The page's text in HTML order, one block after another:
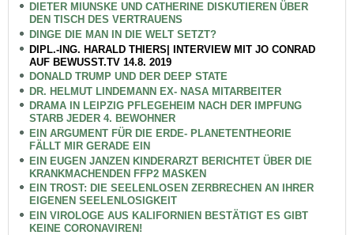
DIETER MIUNSKE UND CATHERINE DISKUTIEREN ÜBER
DEN TISCH DES VERTRAUENS
DINGE DIE MAN IN DIE WELT SETZT?
DIPL.-ING. HARALD THIERS| INTERVIEW MIT JO CONRAD
AUF BEWUSST.TV 14.8. 2019
DONALD TRUMP UND DER DEEP STATE
DR. HELMUT LINDEMANN EX- NASA MITARBEITER
DRAMA IN LEIPZIG PFLEGEHEIM NACH DER IMPFUNG
STARB JEDER 4. BEWOHNER
EIN ARGUMENT FÜR DIE ERDE- PLANETENTHEORIE
FÄLLT MIR GERADE EIN
EIN EUGEN JANZEN KINDERARZT BERICHTET ÜBER DIE
KRANKMACHENDEN FFP2 MASKEN
EIN TROST: DIE SEELENLOSEN ZERBRECHEN AN IHRER
EIGENEN SEELENLOSIGKEIT
EIN VIROLOGE AUS KALIFORNIEN BESTÄTIGT ES GIBT
KEINE CORONAVIREN!